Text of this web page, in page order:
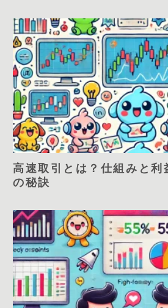
高速取引とは？仕組みと利
の秘訣